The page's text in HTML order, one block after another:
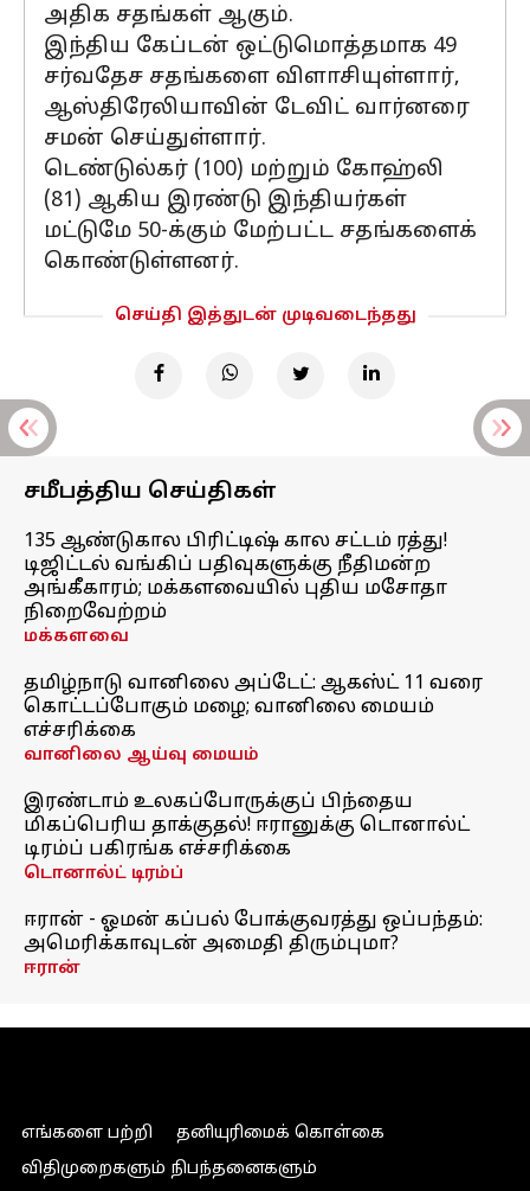
அதிக சதங்கள் ஆகும்.
இந்திய கேப்டன் ஒட்டுமொத்தமாக 49
சர்வதேச சதங்களை விளாசியுள்ளார்,
ஆஸ்திரேலியாவின் டேவிட் வார்னரை
சமன் செய்துள்ளார்.
டெண்டுல்கர் (100) மற்றும் கோஹ்லி
(81) ஆகிய இரண்டு இந்தியர்கள்
மட்டுமே 50-க்கும் மேற்பட்ட சதங்களைக்
கொண்டுள்ளனர்.
செய்தி இத்துடன் முடிவடைந்தது
சமீபத்திய செய்திகள்
135 ஆண்டுகால பிரிட்டிஷ் கால சட்டம் ரத்து!
டிஜிட்டல் வங்கிப் பதிவுகளுக்கு நீதிமன்ற
அங்கீகாரம்; மக்களவையில் புதிய மசோதா
நிறைவேற்றம்
மக்களவை
தமிழ்நாடு வானிலை அப்டேட்: ஆகஸ்ட் 11 வரை
கொட்டப்போகும் மழை; வானிலை மையம்
எச்சரிக்கை
வானிலை ஆய்வு மையம்
இரண்டாம் உலகப்போருக்குப் பிந்தைய
மிகப்பெரிய தாக்குதல்! ஈரானுக்கு டொனால்ட்
டிரம்ப் பகிரங்க எச்சரிக்கை
டொனால்ட் டிரம்ப்
ஈரான் - ஓமன் கப்பல் போக்குவரத்து ஒப்பந்தம்:
அமெரிக்காவுடன் அமைதி திரும்புமா?
ஈரான்
எங்களை பற்றி
தனியுரிமைக் கொள்கை
விதிமுறைகளும் நிபந்தனைகளும்